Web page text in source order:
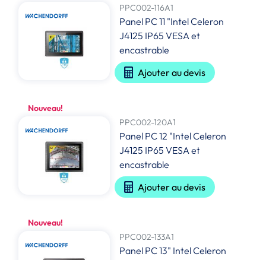
PPC002-116A1
Panel PC 11 "Intel Celeron
J4125 IP65 VESA et
encastrable
Ajouter au devis
Nouveau!
PPC002-120A1
Panel PC 12 "Intel Celeron
J4125 IP65 VESA et
encastrable
Ajouter au devis
Nouveau!
PPC002-133A1
Panel PC 13" Intel Celeron